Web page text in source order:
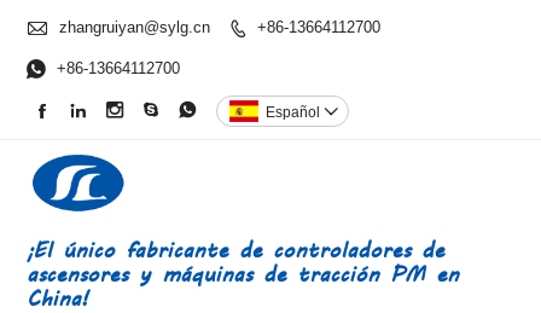
 zhangruiyan@sylg.cn  +86-13664112700
 +86-13664112700
     Español 
¡El único fabricante de controladores de
ascensores y máquinas de tracción PM en
China!